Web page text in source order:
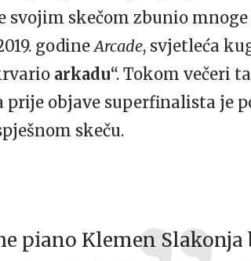
svojim skečom zbunio
godineArcade, svjetleća
arkadu“. Tokom večeri
prije objave superfinalista je
skeču.
piano Klemen Slakonja